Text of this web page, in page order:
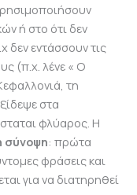
ή στο ότι δεν
δεν εντάσσουν τις
(π.χ. λένε « Ο
τη
στα
φλύαρος. Η
σύνοψη: πρώτα
φράσεις και
για να διατηρηθεί